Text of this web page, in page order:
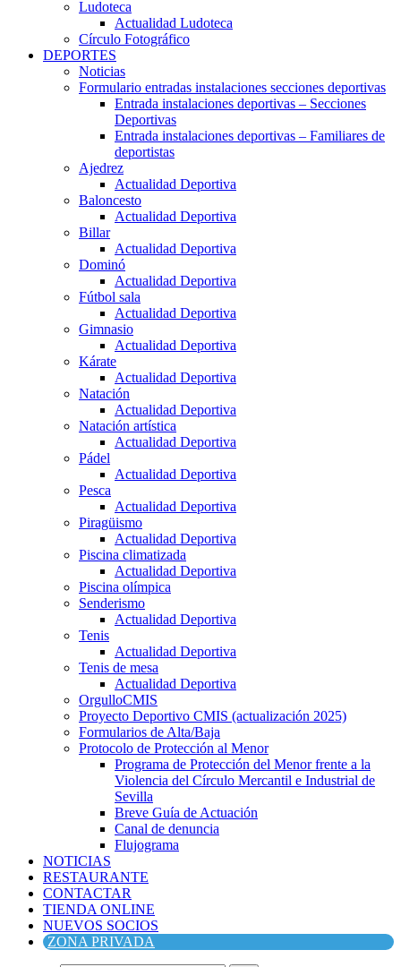
Ludoteca
Actualidad Ludoteca
Círculo Fotográfico
DEPORTES
Noticias
Formulario entradas instalaciones secciones deportivas
Entrada instalaciones deportivas – Secciones
Deportivas
Entrada instalaciones deportivas – Familiares de
deportistas
Ajedrez
Actualidad Deportiva
Baloncesto
Actualidad Deportiva
Billar
Actualidad Deportiva
Dominó
Actualidad Deportiva
Fútbol sala
Actualidad Deportiva
Gimnasio
Actualidad Deportiva
Kárate
Actualidad Deportiva
Natación
Actualidad Deportiva
Natación artística
Actualidad Deportiva
Pádel
Actualidad Deportiva
Pesca
Actualidad Deportiva
Piragüismo
Actualidad Deportiva
Piscina climatizada
Actualidad Deportiva
Piscina olímpica
Senderismo
Actualidad Deportiva
Tenis
Actualidad Deportiva
Tenis de mesa
Actualidad Deportiva
OrgulloCMIS
Proyecto Deportivo CMIS (actualización 2025)
Formularios de Alta/Baja
Protocolo de Protección al Menor
Programa de Protección del Menor frente a la
Violencia del Círculo Mercantil e Industrial de
Sevilla
Breve Guía de Actuación
Canal de denuncia
Flujograma
NOTICIAS
RESTAURANTE
CONTACTAR
TIENDA ONLINE
NUEVOS SOCIOS
ZONA PRIVADA